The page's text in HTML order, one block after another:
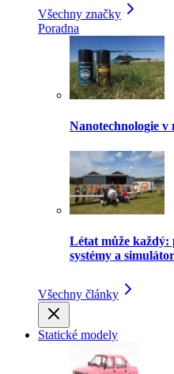
Všechny značky
Poradna
Nanotechnologie v
Létat může
systémy a
Všechny články
Statické modely